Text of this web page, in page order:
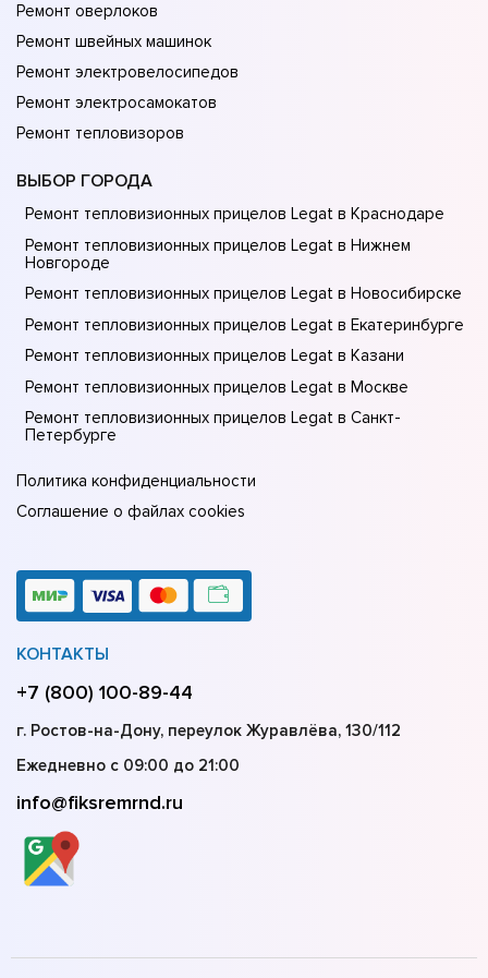
Ремонт оверлоков
Ремонт швейных машинок
Ремонт электровелосипедов
Ремонт электросамокатов
Ремонт тепловизоров
ВЫБОР ГОРОДА
Ремонт тепловизионных прицелов Legat в Краснодаре
Ремонт тепловизионных прицелов Legat в Нижнем
Новгороде
Ремонт тепловизионных прицелов Legat в Новосибирске
Ремонт тепловизионных прицелов Legat в Екатеринбурге
Ремонт тепловизионных прицелов Legat в Казани
Ремонт тепловизионных прицелов Legat в Москве
Ремонт тепловизионных прицелов Legat в Санкт-
Петербурге
Политика конфиденциальности
Соглашение о файлах cookies
КОНТАКТЫ
+7 (800) 100-89-44
г. Ростов-на-Дону, переулок Журавлёва, 130/112
Ежедневно с 09:00 до 21:00
info@fiksremrnd.ru